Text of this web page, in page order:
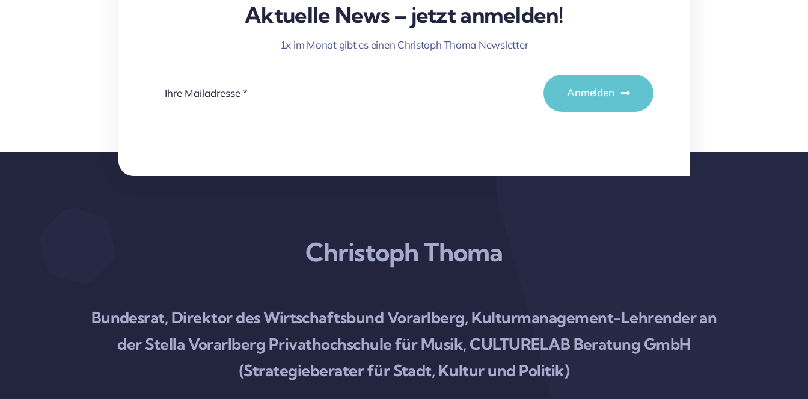
Aktuelle News – jetzt anmelden!
1x im Monat gibt es einen Christoph Thoma Newsletter
Anmelden
Christoph Thoma
Bundesrat, Direktor des Wirtschaftsbund Vorarlberg, Kulturmanagement-Lehrender an
der Stella Vorarlberg Privathochschule für Musik, CULTURELAB Beratung GmbH
(Strategieberater für Stadt, Kultur und Politik)